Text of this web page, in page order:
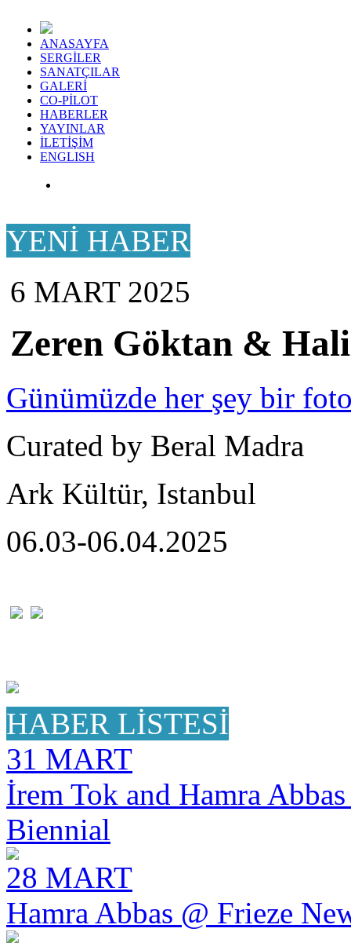
ANASAYFA
SERGİLER
SANATÇILAR
GALERİ
CO-PİLOT
HABERLER
YAYINLAR
İLETİŞİM
ENGLISH
YENİ HABER
6 MART 2025
Zeren Göktan &
Günümüzde her şey bir
Curated by Beral Madra
Ark Kültür, Istanbul
06.03-06.04.2025
HABER LİSTESİ
31 MART
İrem Tok and Hamra
Biennial
28 MART
Hamra Abbas @ Frieze